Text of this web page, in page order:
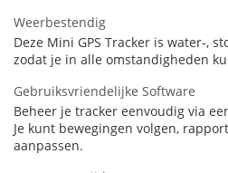
Weerbestendig
Deze Mini GPS Tracker is water-,
zodat je in alle omstandigheden
Gebruiksvriendelijke Software
Beheer je tracker eenvoudig via
Je kunt bewegingen volgen,
aanpassen.